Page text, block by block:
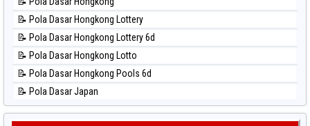
📊 Statistik Pcso
📊 Statistik Pennsylvania Day
📊 Statistik Sao Paulo
📊 Statistik Singapore
📊 Statistik Sydney
📊 Statistik Sydney Lottery
📝 Pola Dasar Hongkong Lottery
📝 Pola Dasar Hongkong Lottery 6d
📝 Pola Dasar Hongkong Lotto
📝 Pola Dasar Hongkong Pools 6d
📝 Pola Dasar Japan
📝 Pola Dasar Japan 6d